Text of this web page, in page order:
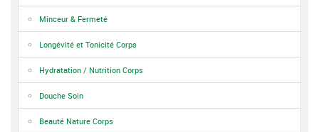
Minceur & Fermeté
Longévité et Tonicité Corps
Hydratation / Nutrition Corps
Douche Soin
Beauté Nature Corps